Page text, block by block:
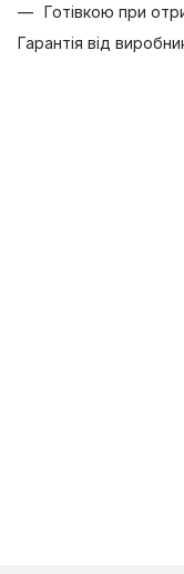
Готівкою при
Гарантія від